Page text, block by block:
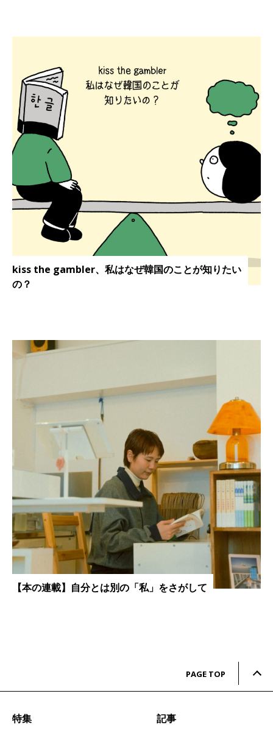
kiss the gambler、私はなぜ韓国のことが知りたい
の？
【本の連載】自分とは別の「私」をさがして
PAGE TOP
特集 記事